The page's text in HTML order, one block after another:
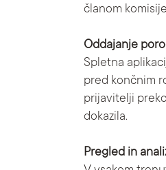
članom
Oddajanje
Spletna
pred končnim
prijavitelji
dokazila.
Pregled in